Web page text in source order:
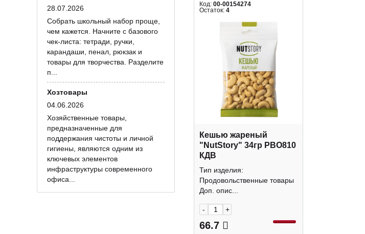
28.07.2026
Собрать школьный набор проще,
чем кажется. Начните с базового
чек-листа: тетради, ручки,
карандаши, пенал, рюкзак и
товары для творчества. Разделите
п...
Хозтовары
04.06.2026
Хозяйственные товары,
предназначенные для
поддержания чистоты и личной
гигиены, являются одним из
ключевых элементов
инфраструктуры современного
офиса...
Код: 00-00154274
Остаток: 4
Кешью жареный
"NutStory" 34гр РВО810
КДВ
Тип изделия:
Продовольственные товары
Доп. опис...
- +
66.7